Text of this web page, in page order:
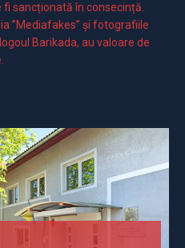
sancționată în consecință.
”Mediafakes” și fotografiile
Barikada, au valoare de